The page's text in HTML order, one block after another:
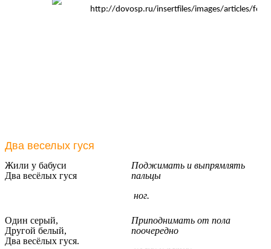
Два веселых гуся
Жили у бабуси
Два весёлых гуся
Поджимать и выпрямлять
пальцы
ног.
Один серый,
Другой белый,
Два весёлых гуся.
Приподнимать от пола
поочередно